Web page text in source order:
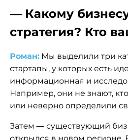
— Какому
стратегия? Кто
Роман: Мы выделили три
стартапы, у которых есть
информационная и
Например, они не знают,
или неверно определили
Затем — существующий
открылся в новом регионе.